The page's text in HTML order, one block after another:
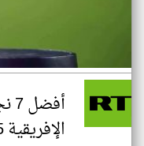
الإفريقية 2025